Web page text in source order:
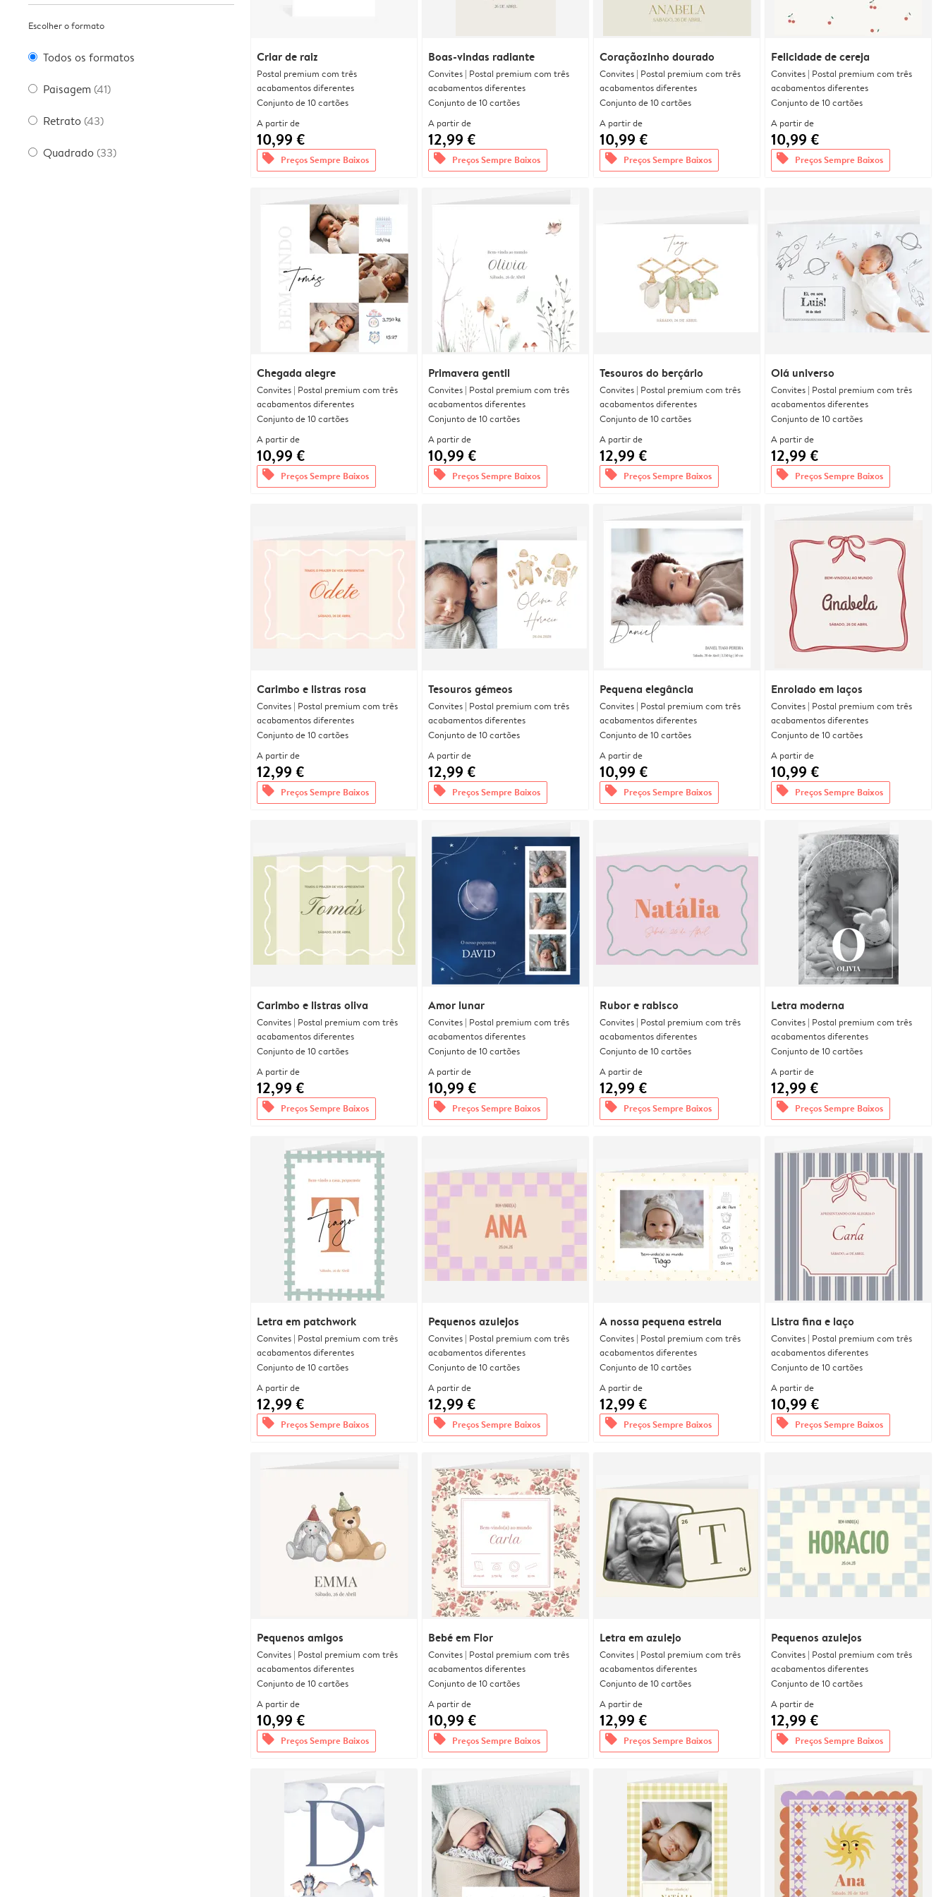
Escolher o formato
Todos os formatos
Paisagem (41)
Retrato (43)
Quadrado (33)
Criar de raiz
Postal premium com três
acabamentos diferentes
Conjunto de 10 cartões
A partir de
10,99 €
offers Preços Sempre Baixos
Boas-vindas radiante
Convites | Postal premium com três
acabamentos diferentes
Conjunto de 10 cartões
A partir de
12,99 €
offers Preços Sempre Baixos
Coraçãozinho dourado
Convites | Postal premium com três
acabamentos diferentes
Conjunto de 10 cartões
A partir de
10,99 €
offers Preços Sempre Baixos
Felicidade de cereja
Convites | Postal premium com três
acabamentos diferentes
Conjunto de 10 cartões
A partir de
10,99 €
offers Preços Sempre Baixos
Chegada alegre
Convites | Postal premium com três
acabamentos diferentes
Conjunto de 10 cartões
A partir de
10,99 €
offers Preços Sempre Baixos
Primavera gentil
Convites | Postal premium com três
acabamentos diferentes
Conjunto de 10 cartões
A partir de
10,99 €
offers Preços Sempre Baixos
Tesouros do berçário
Convites | Postal premium com três
acabamentos diferentes
Conjunto de 10 cartões
A partir de
12,99 €
offers Preços Sempre Baixos
Olá universo
Convites | Postal premium com três
acabamentos diferentes
Conjunto de 10 cartões
A partir de
12,99 €
offers Preços Sempre Baixos
Carimbo e listras rosa
Convites | Postal premium com três
acabamentos diferentes
Conjunto de 10 cartões
A partir de
12,99 €
offers Preços Sempre Baixos
Tesouros gémeos
Convites | Postal premium com três
acabamentos diferentes
Conjunto de 10 cartões
A partir de
12,99 €
offers Preços Sempre Baixos
Pequena elegância
Convites | Postal premium com três
acabamentos diferentes
Conjunto de 10 cartões
A partir de
10,99 €
offers Preços Sempre Baixos
Enrolado em laços
Convites | Postal premium com três
acabamentos diferentes
Conjunto de 10 cartões
A partir de
10,99 €
offers Preços Sempre Baixos
Carimbo e listras oliva
Convites | Postal premium com três
acabamentos diferentes
Conjunto de 10 cartões
A partir de
12,99 €
offers Preços Sempre Baixos
Amor lunar
Convites | Postal premium com três
acabamentos diferentes
Conjunto de 10 cartões
A partir de
10,99 €
offers Preços Sempre Baixos
Rubor e rabisco
Convites | Postal premium com três
acabamentos diferentes
Conjunto de 10 cartões
A partir de
12,99 €
offers Preços Sempre Baixos
Letra moderna
Convites | Postal premium com três
acabamentos diferentes
Conjunto de 10 cartões
A partir de
12,99 €
offers Preços Sempre Baixos
Letra em patchwork
Convites | Postal premium com três
acabamentos diferentes
Conjunto de 10 cartões
A partir de
12,99 €
offers Preços Sempre Baixos
Pequenos azulejos
Convites | Postal premium com três
acabamentos diferentes
Conjunto de 10 cartões
A partir de
12,99 €
offers Preços Sempre Baixos
A nossa pequena estrela
Convites | Postal premium com três
acabamentos diferentes
Conjunto de 10 cartões
A partir de
12,99 €
offers Preços Sempre Baixos
Listra fina e laço
Convites | Postal premium com três
acabamentos diferentes
Conjunto de 10 cartões
A partir de
10,99 €
offers Preços Sempre Baixos
Pequenos amigos
Convites | Postal premium com três
acabamentos diferentes
Conjunto de 10 cartões
A partir de
10,99 €
offers Preços Sempre Baixos
Bebé em Flor
Convites | Postal premium com três
acabamentos diferentes
Conjunto de 10 cartões
A partir de
10,99 €
offers Preços Sempre Baixos
Letra em azulejo
Convites | Postal premium com três
acabamentos diferentes
Conjunto de 10 cartões
A partir de
12,99 €
offers Preços Sempre Baixos
Pequenos azulejos
Convites | Postal premium com três
acabamentos diferentes
Conjunto de 10 cartões
A partir de
12,99 €
offers Preços Sempre Baixos